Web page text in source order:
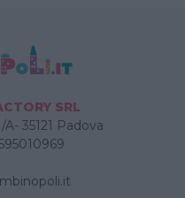
SRL
A- 35121 Padova